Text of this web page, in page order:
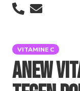
VITAMINE C
ANEW